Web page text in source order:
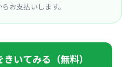
お支払いします。
いてみる（無料）